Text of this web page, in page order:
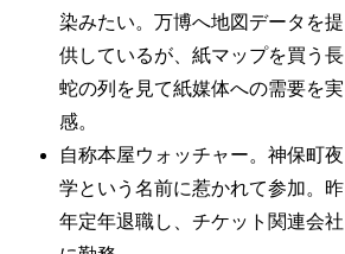
染みたい。万博へ地図データを提
供しているが、紙マップを買う長
蛇の列を見て紙媒体への需要を実
感。
自称本屋ウォッチャー。神保町夜
学という名前に惹かれて参加。昨
年定年退職し、チケット関連会社